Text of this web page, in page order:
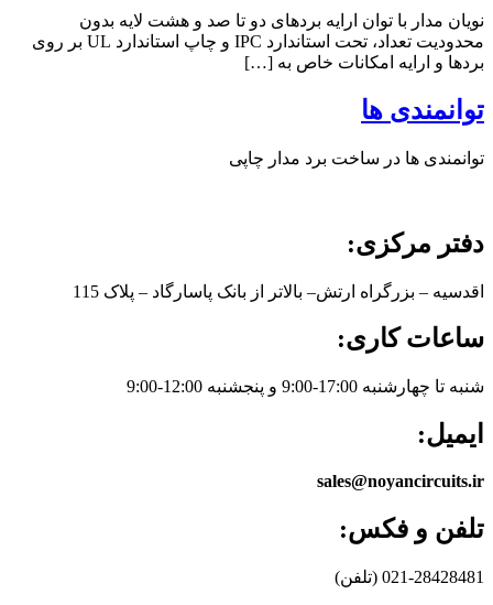
نویان مدار با توان ارایه بردهای دو تا صد و هشت لایه بدون
محدودیت تعداد، تحت استاندارد IPC و چاپ استاندارد UL بر روی
بردها و ارایه امکانات خاص به […]
توانمندی ها
توانمندی ها در ساخت برد مدار چاپی
دفتر مرکزی:
اقدسیه – بزرگراه ارتش– بالاتر از بانک پاسارگاد – پلاک 115
ساعات کاری:
شنبه تا چهارشنبه 17:00-9:00 و پنجشنبه 12:00-9:00
ایمیل:
sales@noyancircuits.ir
تلفن و فکس:
021-28428481 (تلفن)